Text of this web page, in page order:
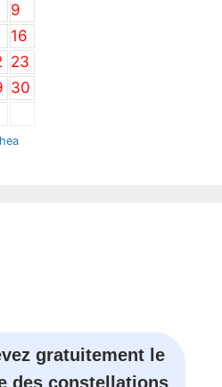
9
16
23
30
gratuitement le
des constellations